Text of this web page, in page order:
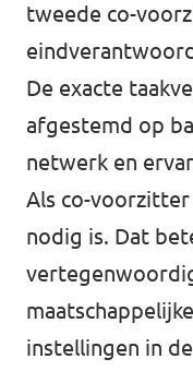
tweede co-
De exacte
afgestemd op
netwerk en
Als co-
nodig is. Dat
instellingen in